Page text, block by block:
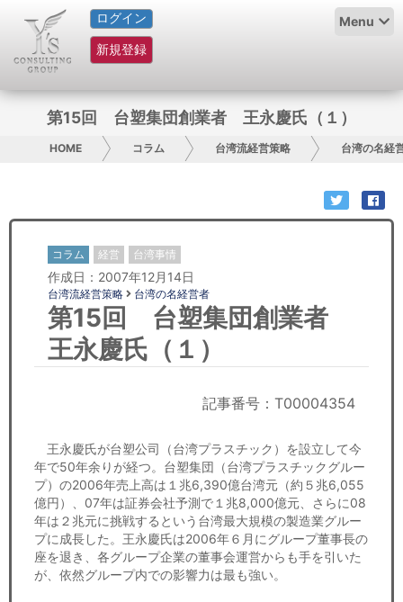
ログイン
新規登録
Menu
HOME
サービス紹介
コラム
グループ概要
日本人にPR
コンサルティング
リサーチ
経済ニュース
労務顧問
ＩＴ
飲食店情報
第15回 台塑集団創業者 王永慶氏（１）
HOME コラム 台湾流経営策略 台湾の名経
コラム 経営 台湾事情
作成日：2007年12月14日
台湾流経営策略 台湾の名経営者
第15回 台塑集団創業者
王永慶氏（１）
記事番号：T00004354
王永慶氏が台塑公司（台湾プラスチック）を設立して今
年で50年余りが経つ。台塑集団（台湾プラスチックグルー
プ）の2006年売上高は１兆6,390億台湾元（約５兆6,055
億円）、07年は証券会社予測で１兆8,000億元、さらに08
年は２兆元に挑戦するという台湾最大規模の製造業グルー
プに成長した。王永慶氏は2006年６月にグループ董事長の
座を退き、各グループ企業の董事会運営からも手を引いた
が、依然グループ内での影響力は最も強い。